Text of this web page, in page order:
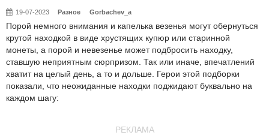
19-07-2023 Разное Gorbachev_a
Порой немного внимания и капелька везенья могут обернуться
крутой находкой в виде хрустящих купюр или старинной
монеты, а порой и невезенье может подбросить находку,
ставшую неприятным сюрпризом. Так или иначе, впечатлений
хватит на целый день, а то и дольше. Герои этой подборки
показали, что неожиданные находки поджидают буквально на
каждом шагу:
РЕКЛАМА